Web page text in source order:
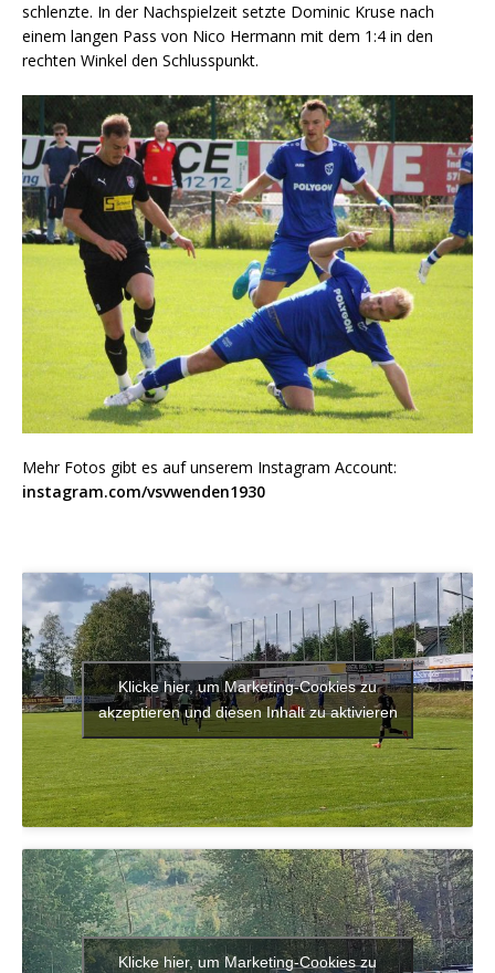
schlenzte. In der Nachspielzeit setzte Dominic Kruse nach
einem langen Pass von Nico Hermann mit dem 1:4 in den
rechten Winkel den Schlusspunkt.
Mehr Fotos gibt es auf unserem Instagram Account:
instagram.com/vsvwenden1930
Klicke hier, um Marketing-Cookies zu
akzeptieren und diesen Inhalt zu aktivieren
Klicke hier, um Marketing-Cookies zu